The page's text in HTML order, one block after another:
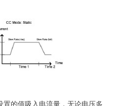
置的值吸入电流量，无论电压多